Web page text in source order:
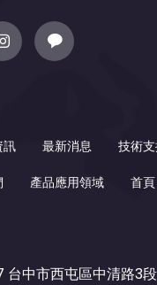
訊 最新消息 技術
產品應用領域 首頁
台中市西屯區中清路3